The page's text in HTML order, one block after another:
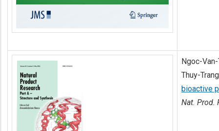
Ngoc-
Thuy-
bioactive
Nat. Prod.